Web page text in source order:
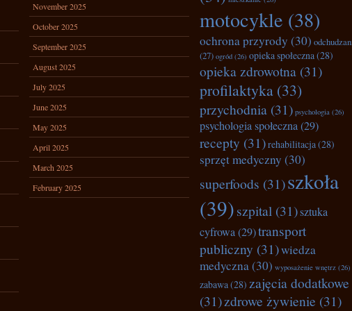
November 2025
October 2025
September 2025
August 2025
July 2025
June 2025
May 2025
April 2025
March 2025
February 2025
motocykle (38)
ochrona przyrody (30)
(27) ogród (26) opieka społeczna(28)
opieka zdrowotna (31)
profilaktyka (33)
przychodnia (31) psychologia (26)
psychologia społeczna(29)
recepty (31)rehabilitacja(28)
sprzęt medyczny (30)
superfoods (31)szkoła
(39)szpital (31)sztuka
cyfrowa(29)transport
publiczny (31)wiedza
medyczna(30) wyposażenie wnętrz (26)
zabawa(28) zajęcia dodatkowe
(31)zdrowe żywienie (31)